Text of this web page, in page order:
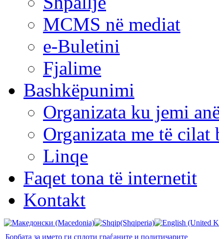
MCMS në mediat
e-Buletini
Fjalime
Bashkëpunimi
Organizata ku jemi
Organizata me të cilat
Linqe
Faqet tona të internetit
Kontakt
Борбата за името ги сплоти граѓаните и политичарите